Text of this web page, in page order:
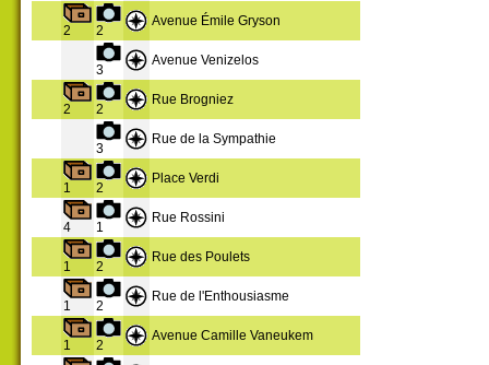
2 2
Avenue Émile Gryson
3
Avenue Venizelos
2 2
Rue Brogniez
3
Rue de la Sympathie
1 2
Place Verdi
4 1
Rue Rossini
1 2
Rue des Poulets
1 2
Rue de l'Enthousiasme
1 2
Avenue Camille Vaneukem